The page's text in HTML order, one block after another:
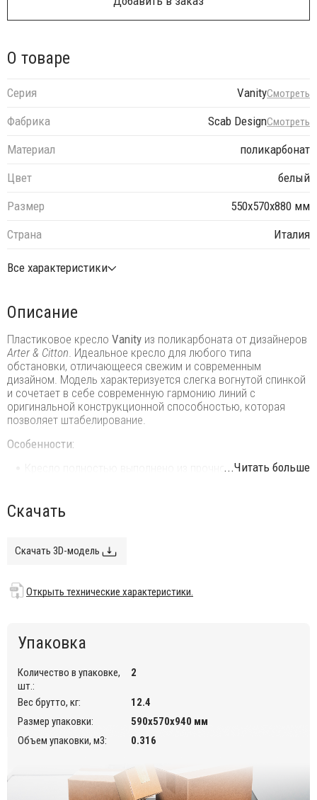
О товаре
Серия VanityСмотреть
Фабрика Scab DesignСмотреть
Материал
поликарбонат
Цвет
белый
Размер
550х570х880 мм
Страна
Италия
Все характеристики
Описание
Пластиковое кресло Vanity из поликарбоната от дизайнеров
Arter & Citton . Идеальное кресло для любого типа
обстановки, отличающееся свежим и современным
дизайном. Модель характеризуется слегка вогнутой спинкой
и сочетает в себе cовременную гармонию линий с
оригинальной конструкционной способностью, которая
позволяет штабелирование.
Особенности:
Кресло полностью выполнено из прочного
Возможность штабелирования до 4 шт. для
Данная модель предназначена для использования на
Открыть технические характеристики.
...Читать больше
Скачать
Скачать 3D-модель
Открыть технические характеристики.
Упаковка
Количество в упаковке,
шт.:
2
Вес брутто, кг:
12.4
Размер упаковки:
590х570х940 мм
Объем упаковки, м3:
0.316